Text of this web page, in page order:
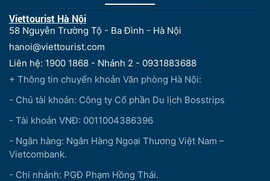
Viettourist Hà Nội
58 Nguyễn Trường Tộ - Ba Đình - Hà Nội
hanoi@viettourist.com
Liên hệ: 1900 1868 - Nhánh 2 - 0931883688
+ Thông tin chuyển khoản Văn phòng Hà Nội:
- Chủ tài khoản: Công ty Cổ phần Du lịch Bosstrips
- Tài khoản VNĐ: 0011004386396
- Ngân hàng: Ngân Hàng Ngoại Thương Việt Nam –
Vietcombank.
- Chi nhánh: PGĐ Phạm Hồng Thái.